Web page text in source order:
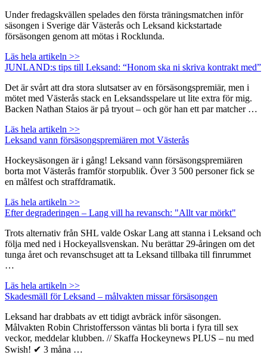
Under fredagskvällen spelades den första träningsmatchen inför
säsongen i Sverige där Västerås och Leksand kickstartade
försäsongen genom att mötas i Rocklunda.
Läs hela artikeln >>
JUNLAND:s tips till Leksand: “Honom ska ni skriva kontrakt med”
Det är svårt att dra stora slutsatser av en försäsongspremiär, men i
mötet med Västerås stack en Leksandsspelare ut lite extra för mig.
Backen Nathan Staios är på tryout – och gör han ett par matcher …
Läs hela artikeln >>
Leksand vann försäsongspremiären mot Västerås
Hockeysäsongen är i gång! Leksand vann försäsongspremiären
borta mot Västerås framför storpublik. Över 3 500 personer fick se
en målfest och straffdramatik.
Läs hela artikeln >>
Efter degraderingen – Lang vill ha revansch: "Allt var mörkt"
Trots alternativ från SHL valde Oskar Lang att stanna i Leksand och
följa med ned i Hockeyallsvenskan. Nu berättar 29-åringen om det
tunga året och revanschsuget att ta Leksand tillbaka till finrummet
…
Läs hela artikeln >>
Skadesmäll för Leksand – målvakten missar försäsongen
Leksand har drabbats av ett tidigt avbräck inför säsongen.
Målvakten Robin Christoffersson väntas bli borta i fyra till sex
veckor, meddelar klubben. // Skaffa Hockeynews PLUS – nu med
Swish! ✔ 3 måna …